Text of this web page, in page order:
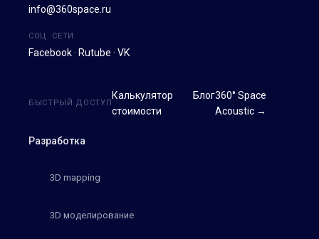
info@360space.ru
СОЦ. СЕТИ
Facebook · Rutube · VK
Разработка
3D mapping
3D моделирование
БЫСТРЫЙ ДОСТУП
Калькулятор
стоимости
Блог360° Space
Acoustic →